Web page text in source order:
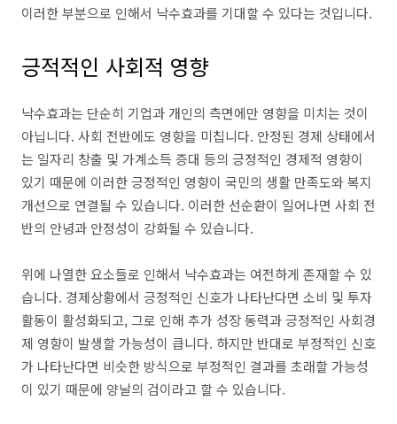
이러한 부분으로 인해서 낙수효과를 기대할 수 있다는 것입니다.
긍적적인 사회적 영향
낙수효과는 단순히 기업과 개인의 측면에만 영향을 미치는 것이
아닙니다. 사회 전반에도 영향을 미칩니다. 안정된 경제 상태에서
는 일자리 창출 및 가계소득 증대 등의 긍정적인 경제적 영향이
있기 때문에 이러한 긍정적인 영향이 국민의 생활 만족도와 복지
개선으로 연결될 수 있습니다. 이러한 선순환이 일어나면 사회 전
반의 안녕과 안정성이 강화될 수 있습니다.
위에 나열한 요소들로 인해서 낙수효과는 여전하게 존재할 수 있
습니다. 경제상황에서 긍정적인 신호가 나타난다면 소비 및 투자
활동이 활성화되고, 그로 인해 추가 성장 동력과 긍정적인 사회경
제 영향이 발생할 가능성이 큽니다. 하지만 반대로 부정적인 신호
가 나타난다면 비슷한 방식으로 부정적인 결과를 초래할 가능성
이 있기 때문에 양날의 검이라고 할 수 있습니다.